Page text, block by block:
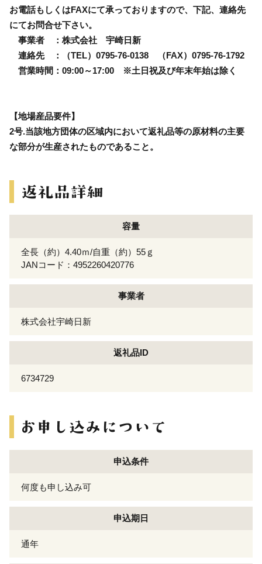
お電話もしくはFAXにて承っておりますので、下記、連絡先
にてお問合せ下さい。
事業者 ：株式会社 宇崎日新
連絡先 ：（TEL）0795-76-0138 （FAX）0795-76-1792
営業時間：09:00～17:00 ※土日祝及び年末年始は除く
【地場産品要件】
2号.当該地方団体の区域内において返礼品等の原材料の主要
な部分が生産されたものであること。
容量
全長（約）4.40ｍ/自重（約）55ｇ
JANコード：4952260420776
事業者
株式会社宇崎日新
返礼品ID
6734729
申込条件
何度も申し込み可
申込期日
通年